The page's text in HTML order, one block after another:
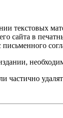
текстовых
сайта в
частично